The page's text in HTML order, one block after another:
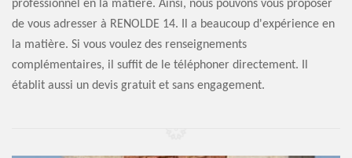
professionnel en la matière. Ainsi, nous pouvons vous proposer
de vous adresser à RENOLDE 14. Il a beaucoup d'expérience en
la matière. Si vous voulez des renseignements
complémentaires, il suffit de le téléphoner directement. Il
établit aussi un devis gratuit et sans engagement.